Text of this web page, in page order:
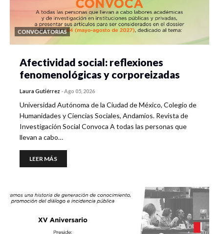
CONVOCATORIAS
Afectividad social: reflexiones
fenomenológicas y corporeizadas
Laura Gutiérrez -Ago 05, 2026
Universidad Autónoma de la Ciudad de México, Colegio de
Humanidades y Ciencias Sociales, Andamios. Revista de
Investigación Social Convoca A todas las personas que
llevan a cabo…
LEER MÁS